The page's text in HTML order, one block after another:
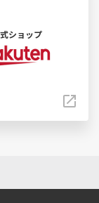
ショップ